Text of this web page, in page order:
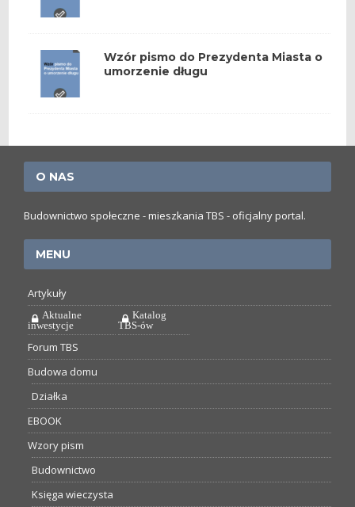
Wzór pismo do Prezydenta Miasta o
umorzenie długu
O NAS
Budownictwo społeczne - mieszkania TBS - oficjalny portal.
MENU
Artykuły
Aktualne
inwestycje
Katalog
TBS-ów
Forum TBS
Budowa domu
Działka
EBOOK
Wzory pism
Budownictwo
Księga wieczysta